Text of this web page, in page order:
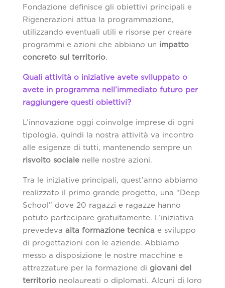
Fondazione definisce gli obiettivi principali e
Rigenerazioni attua la programmazione,
utilizzando eventuali utili e risorse per creare
programmi e azioni che abbiano un impatto
concreto sul territorio.
Quali attività o iniziative avete sviluppato o
avete in programma nell’immediato futuro per
raggiungere questi obiettivi?
L’innovazione oggi coinvolge imprese di ogni
tipologia, quindi la nostra attività va incontro
alle esigenze di tutti, mantenendo sempre un
risvolto socialenelle nostre azioni.
Tra le iniziative principali, quest’anno abbiamo
realizzato il primo grande progetto, una “Deep
School” dove 20 ragazzi e ragazze hanno
potuto partecipare gratuitamente. L’iniziativa
prevedeva alta formazione tecnica e sviluppo
di progettazioni con le aziende. Abbiamo
messo a disposizione le nostre macchine e
attrezzature per la formazione di giovani del
territorioneolaureati o diplomati. Alcuni di loro